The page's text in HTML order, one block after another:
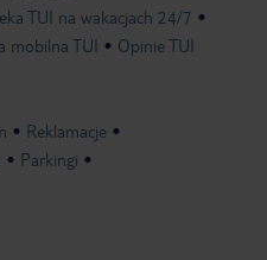
TUI na wakacjach 24/7
mobilna TUI Opinie TUI
Reklamacje
Parkingi